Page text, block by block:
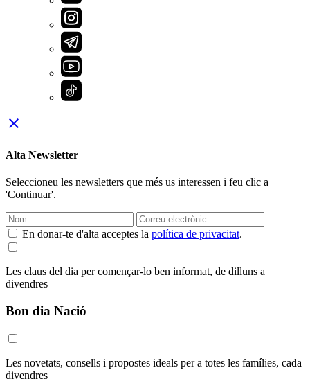
close
Alta Newsletter
Seleccioneu les newsletters que més us interessen i feu clic a
'Continuar'.
En donar-te d'alta acceptes la política de privacitat.
Les claus del dia per començar-lo ben informat, de dilluns a
divendres
Bon dia Nació
Les novetats, consells i propostes ideals per a totes les famílies, cada
divendres